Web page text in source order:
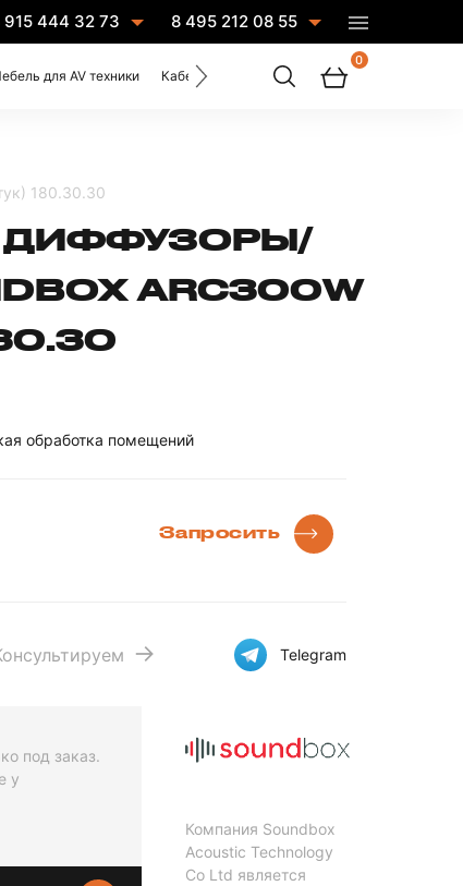
915 444 32 73 8 495 212 08 55
для AV техники Кабели Услуги
0
180.30.30
ДИФФУЗОРЫ/
ARC300W
обработка помещений
Запросить
Telegram
под заказ.
у
Компания Soundbox
Acoustic Technology
Co Ltd является